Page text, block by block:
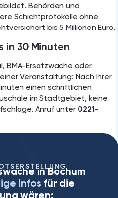
Behörden und
Schichtprotokolle ohne
bis 5 Millionen Euro.
in 30 Minuten
BMA-Ersatzwache oder
Veranstaltung: Nach Ihrer
einen schriftlichen
im Stadtgebiet, keine
Anruf unter 0221-
in Bochum
Infos für die
wären: